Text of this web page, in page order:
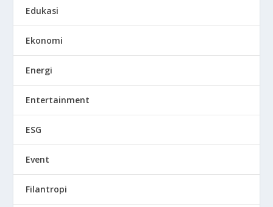
Edukasi
Ekonomi
Energi
Entertainment
ESG
Event
Filantropi